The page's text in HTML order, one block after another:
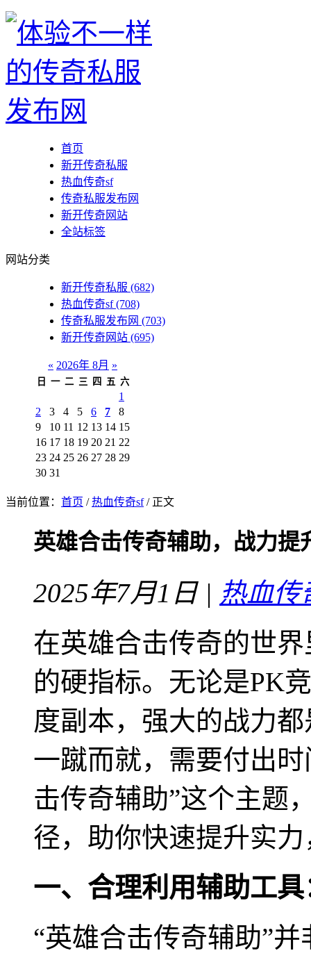
首页
新开传奇私服
热血传奇sf
传奇私服发布网
新开传奇网站
全站标签
网站分类
新开传奇私服 (682)
热血传奇sf(708)
传奇私服发布网 (703)
新开传奇网站 (695)
« 2026年 8月 »
日 一 二 三 四 五 六
1
2
3 4 5 6 7
8
9
10 11 12 13 14 15
16 17 18 19 20 21 22
23 24 25 26 27 28 29
30 31
当前位置： 首页 /热血传奇sf/ 正文
英雄合击传奇辅助，战力提
2025年7月1日 | 热血传
在英雄合击传奇的世
的硬指标。无论是PK
度副本，强大的战力
一蹴而就，需要付出
击传奇辅助”这个主题
径，助你快速提升实
一、合理利用辅助工
“英雄合击传奇辅助”